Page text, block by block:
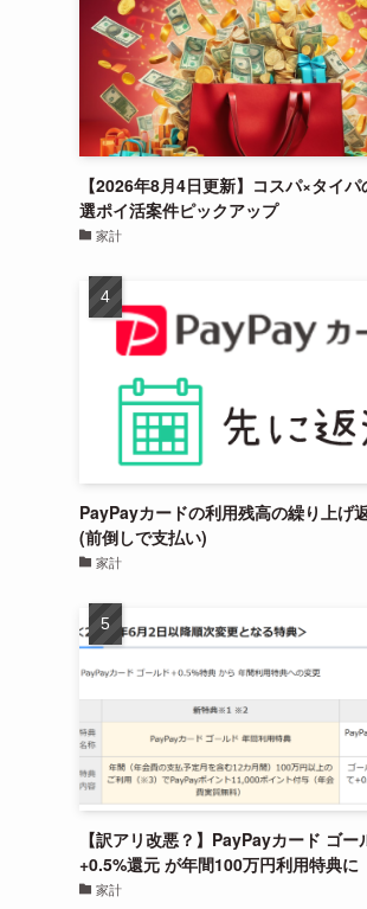
【2026年8月4日更新】コスパ×タイ
選ポイ活案件ピックアップ
家計
PayPayカードの利用残高の繰り上げ
(前倒しで支払い)
家計
【訳アリ改悪？】PayPayカード ゴー
+0.5%還元 が年間100万円利用特典に
家計